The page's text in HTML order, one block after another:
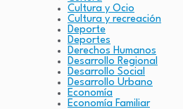
Cultura y Ocio
Cultura y recreación
Deporte
Deportes
Derechos Humanos
Desarrollo Regional
Desarrollo Social
Desarrollo Urbano
Economía
Economía Familiar